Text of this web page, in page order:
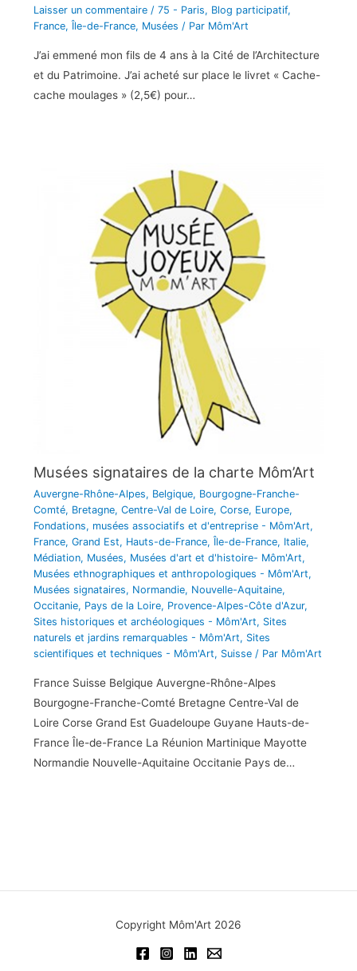
Laisser un commentaire / 75 - Paris, Blog participatif,
France, Île-de-France, Musées / Par Môm'Art
J’ai emmené mon fils de 4 ans à la Cité de l’Architecture
et du Patrimoine. J’ai acheté sur place le livret « Cache-
cache moulages » (2,5€) pour…
Musées signataires de la charte Môm’Art
Auvergne-Rhône-Alpes, Belgique, Bourgogne-Franche-
Comté, Bretagne, Centre-Val de Loire, Corse, Europe,
Fondations, musées associatifs et d'entreprise - Môm'Art,
France, Grand Est, Hauts-de-France, Île-de-France, Italie,
Médiation, Musées, Musées d'art et d'histoire- Môm'Art,
Musées ethnographiques et anthropologiques - Môm'Art,
Musées signataires, Normandie, Nouvelle-Aquitaine,
Occitanie, Pays de la Loire, Provence-Alpes-Côte d'Azur,
Sites historiques et archéologiques - Môm'Art, Sites
naturels et jardins remarquables - Môm'Art, Sites
scientifiques et techniques - Môm'Art, Suisse/ Par Môm'Art
France Suisse Belgique Auvergne-Rhône-Alpes
Bourgogne-Franche-Comté Bretagne Centre-Val de
Loire Corse Grand Est Guadeloupe Guyane Hauts-de-
France Île-de-France La Réunion Martinique Mayotte
Normandie Nouvelle-Aquitaine Occitanie Pays de…
Copyright Môm'Art 2026